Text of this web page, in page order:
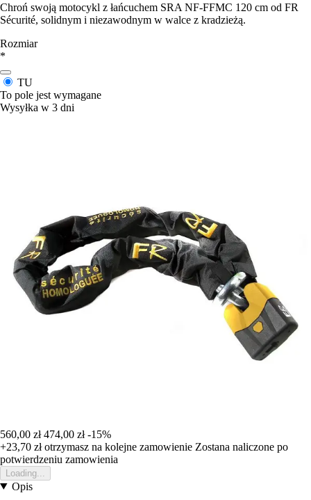
Chroń swoją motocykl z łańcuchem SRA NF-FFMC 120 cm od FR
Sécurité, solidnym i niezawodnym w walce z kradzieżą.
Rozmiar
*
TU
To pole jest wymagane
Wysyłka w 3 dni
560,00 zł 474,00 zł -15%
+23,70 złotrzymasz na kolejne zamowienie Zostana naliczone po
potwierdzeniu zamowienia
Loading...
Opis